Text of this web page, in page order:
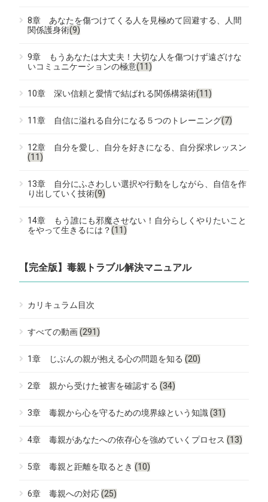
8章 あなたを傷つけてくる人を見極めて回避する、人間
関係護身術(9)
9章 もうあなたは大丈夫！大切な人を傷つけず遠ざけな
いコミュニケーションの極意(11)
10章 深い信頼と愛情で結ばれる関係構築術(11)
11章 自信に溢れる自分になる５つのトレーニング(7)
12章 自分を愛し、自分を好きになる、自分探求レッスン
(11)
13章 自分にふさわしい選択や行動をしながら、自信を作
り出していく技術(9)
14章 もう誰にも邪魔させない！自分らしくやりたいこと
をやって生きるには？(11)
【完全版】毒親トラブル解決マニュアル
カリキュラム目次
すべての動画(291)
1章 じぶんの親が抱える心の問題を知る(20)
2章 親から受けた被害を確認する(34)
3章 毒親から心を守るための境界線という知識(31)
4章 毒親があなたへの依存心を強めていくプロセス(13)
5章 毒親と距離を取るとき(10)
6章 毒親への対応(25)